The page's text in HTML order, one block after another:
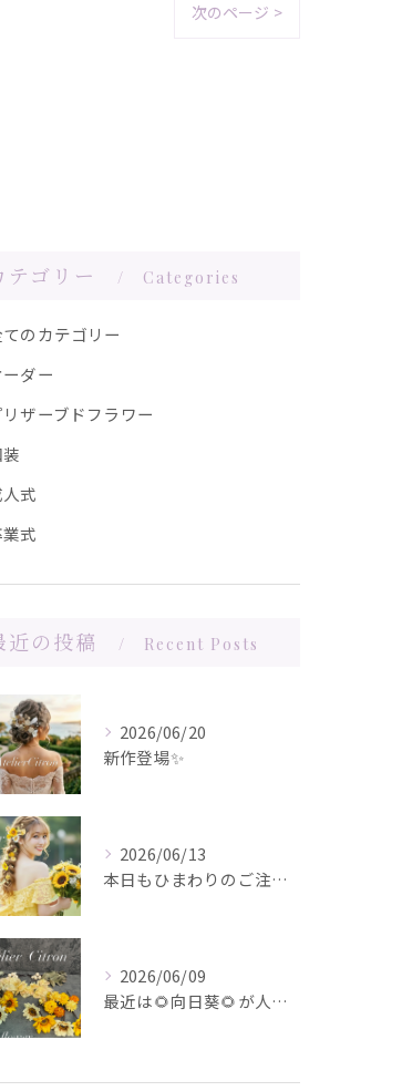
次のページ >
テゴリー Categories
てのカテゴリー
ダー
リザーブドフラワー
式
式
近の投稿 Recent Posts
2026/06/20
新作登場✨️
2026/06/13
本日もひまわりのご注文ありがとうございます✨️
2026/06/09
最近は🌻向日葵🌻が人気です！在庫が少なくなってきました！お問...